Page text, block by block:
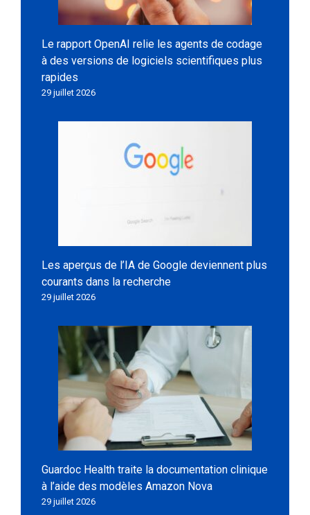
Le rapport OpenAI relie les agents de codage
à des versions de logiciels scientifiques plus
rapides
29 juillet 2026
Les aperçus de l’IA de Google deviennent plus
courants dans la recherche
29 juillet 2026
Guardoc Health traite la documentation clinique
à l’aide des modèles Amazon Nova
29 juillet 2026